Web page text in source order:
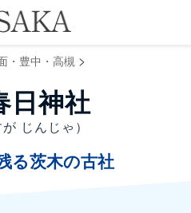
・豊中・高槻 >
日神社
じんじゃ）
る茨木の古社